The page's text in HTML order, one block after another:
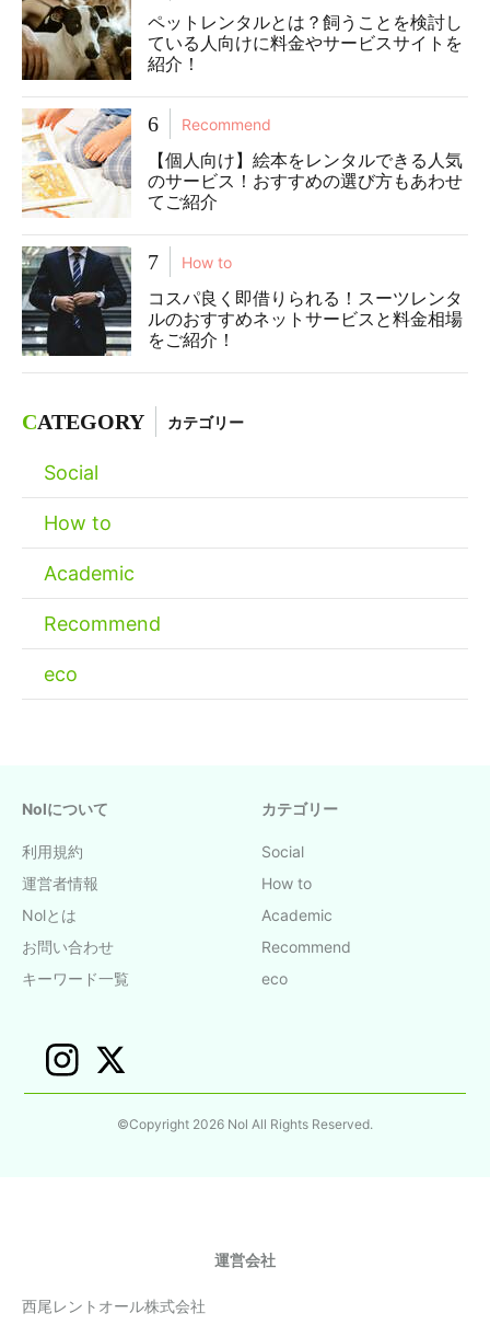
ペットレンタルとは？飼うことを検討し
ている人向けに料金やサービスサイトを
紹介！
6 Recommend
【個人向け】絵本をレンタルできる人気
のサービス！おすすめの選び方もあわせ
てご紹介
7 How to
コスパ良く即借りられる！スーツレンタ
ルのおすすめネットサービスと料金相場
をご紹介！
CATEGORY カテゴリー
Social
How to
Academic
Recommend
eco
Nolについて
利用規約
運営者情報
Nolとは
お問い合わせ
キーワード一覧
カテゴリー
Social
How to
Academic
Recommend
eco
©Copyright 2026 Nol All Rights Reserved.
運営会社
西尾レントオール株式会社